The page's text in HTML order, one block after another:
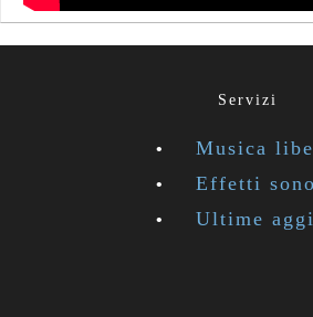
Servizi
Musica
Effetti
Ultime